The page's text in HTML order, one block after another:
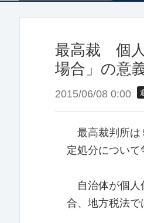
最高裁 個人
場合」の意
2015/06/08 0:00
最高裁判所は
定処分について
自治体が個人
合、地方税法で